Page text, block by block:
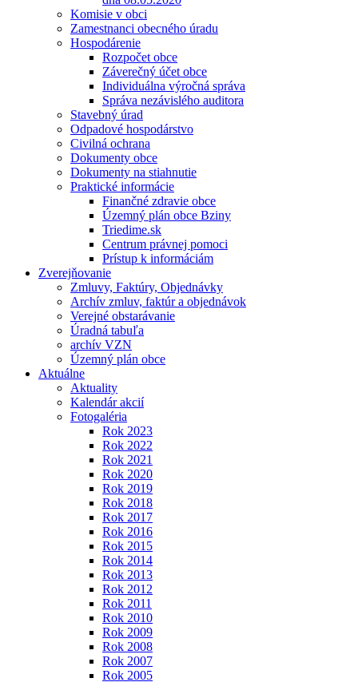
Komisie v obci
Zamestnanci obecného úradu
Hospodárenie
Rozpočet obce
Záverečný účet obce
Individuálna výročná správa
Správa nezávislého auditora
Stavebný úrad
Odpadové hospodárstvo
Civilná ochrana
Dokumenty obce
Dokumenty na stiahnutie
Praktické informácie
Finančné zdravie obce
Územný plán obce Bziny
Triedime.sk
Centrum právnej pomoci
Prístup k informáciám
Zverejňovanie
Zmluvy, Faktúry, Objednávky
Archív zmluv, faktúr a objednávok
Verejné obstarávanie
Úradná tabuľa
archív VZN
Územný plán obce
Aktuálne
Aktuality
Kalendár akcií
Fotogaléria
Rok 2023
Rok 2022
Rok 2021
Rok 2020
Rok 2019
Rok 2018
Rok 2017
Rok 2016
Rok 2015
Rok 2014
Rok 2013
Rok 2012
Rok 2011
Rok 2010
Rok 2009
Rok 2008
Rok 2007
Rok 2005